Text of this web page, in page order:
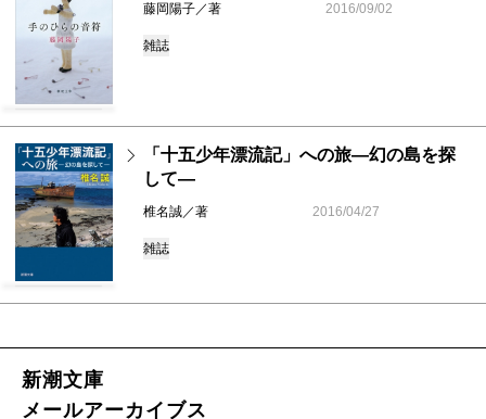
藤岡陽子／著 2016/09/02
雑誌
「十五少年漂流記」への旅―幻の島を探
して―
椎名誠／著 2016/04/27
雑誌
新潮文庫
メールアーカイブス